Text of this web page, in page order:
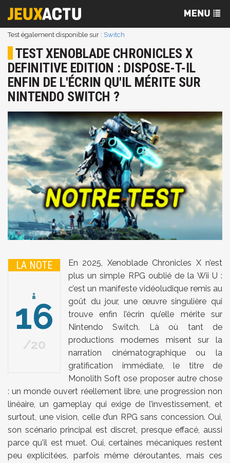
Test également disponible sur : Switch
TEST XENOBLADE CHRONICLES X
DEFINITIVE EDITION : DISPOSE-T-IL
ENFIN DE L'ÉCRIN QU'IL MÉRITE SUR
NINTENDO SWITCH ?
LA NOTE
16
20
En 2025, Xenoblade Chronicles X n’est
plus un simple RPG oublié de la Wii U :
c’est un manifeste vidéoludique remis au
goût du jour, une œuvre singulière qui
trouve enfin l’écrin qu’elle mérite sur
Nintendo Switch. Là où tant de
productions modernes misent sur la
narration cinématographique ou la
gratification immédiate, le titre de
Monolith Soft ose proposer autre chose
: un monde ouvert réellement libre, une progression non
linéaire, un gameplay qui exige de l’investissement, et
surtout, une vision, celle d’un RPG sans concession. Oui,
son scénario principal est discret, presque effacé, aussi
parce qu'il est muet. Oui, certaines mécaniques restent
peu explicitées, parfois même déroutantes, mais ces